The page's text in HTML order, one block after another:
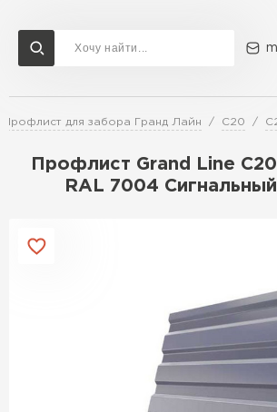
Профлист для забора Гранд Лайн C20
Профлист Grand Line
RAL 7004
Доставка и оплата Акции О
Перейти в каталог